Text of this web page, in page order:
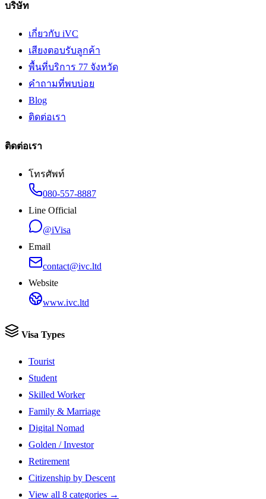
บริษัท
เกี่ยวกับ iVC
เสียงตอบรับลูกค้า
พื้นที่บริการ 77 จังหวัด
คำถามที่พบบ่อย
Blog
ติดต่อเรา
ติดต่อเรา
โทรศัพท์
080-557-8887
Line Official
@iVisa
Email
contact@ivc.ltd
Website
www.ivc.ltd
Visa Types
Tourist
Student
Skilled Worker
Family & Marriage
Digital Nomad
Golden / Investor
Retirement
Citizenship by Descent
View all 8 categories →